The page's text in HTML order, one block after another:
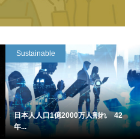
Sustainable
日本人人口1億2000万人割れ 42
年...